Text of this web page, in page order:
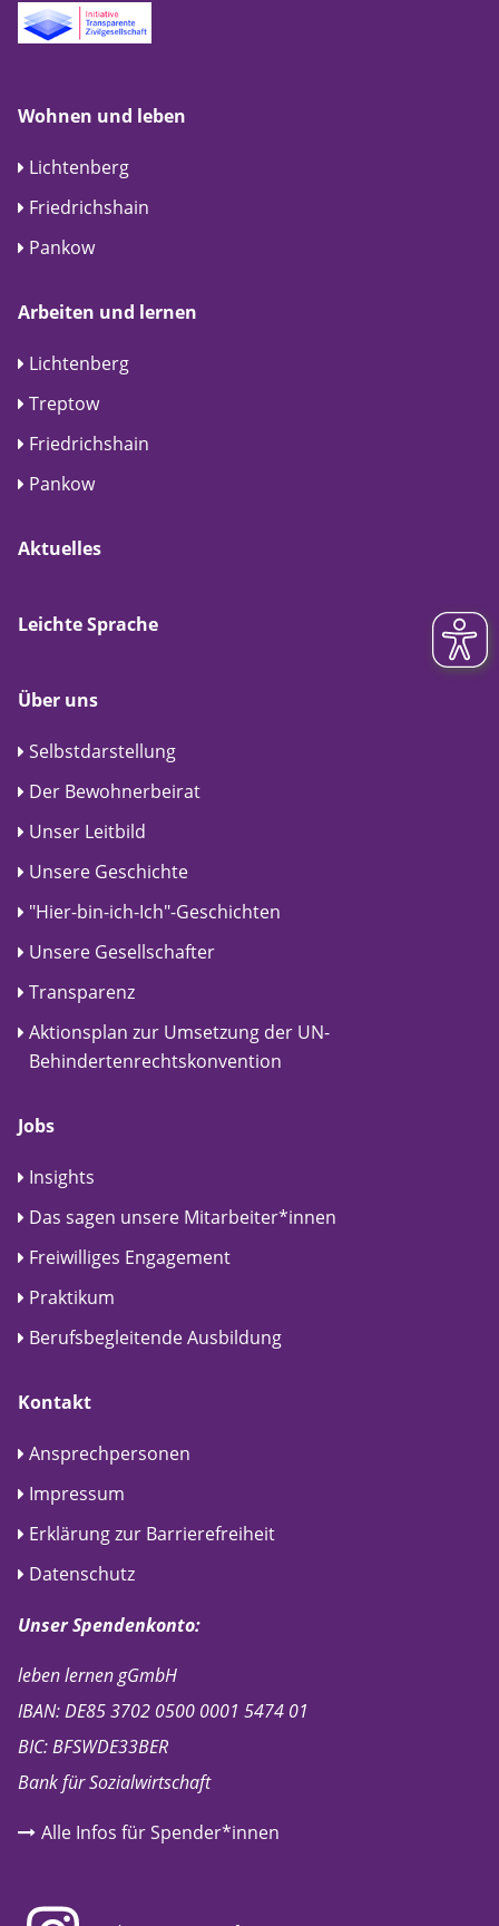
Wohnen und leben
Lichtenberg
Friedrichshain
Pankow
Arbeiten und lernen
Lichtenberg
Treptow
Friedrichshain
Pankow
Aktuelles
Leichte Sprache
Über uns
Selbstdarstellung
Der Bewohnerbeirat
Unser Leitbild
Unsere Geschichte
"Hier-bin-ich-Ich"-Geschichten
Unsere Gesellschafter
Transparenz
Aktionsplan zur Umsetzung der UN-
Behindertenrechtskonvention
Jobs
Insights
Das sagen unsere Mitarbeiter*innen
Freiwilliges Engagement
Praktikum
Berufsbegleitende Ausbildung
Kontakt
Ansprechpersonen
Impressum
Erklärung zur Barrierefreiheit
Datenschutz
Unser Spendenkonto:
leben lernen gGmbH
IBAN: DE85 3702 0500 0001 5474 01
BIC: BFSWDE33BER
Bank für Sozialwirtschaft
Alle Infos für Spender*innen